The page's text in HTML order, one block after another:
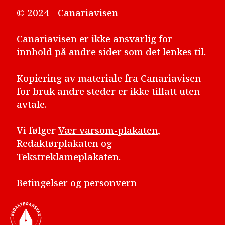
© 2024 - Canariavisen
Canariavisen er ikke ansvarlig for
innhold på andre sider som det lenkes til.
Kopiering av materiale fra Canariavisen
for bruk andre steder er ikke tillatt uten
avtale.
Vi følgerVær varsom-plakaten,
Redaktørplakaten og
Tekstreklameplakaten.
Betingelser og personvern